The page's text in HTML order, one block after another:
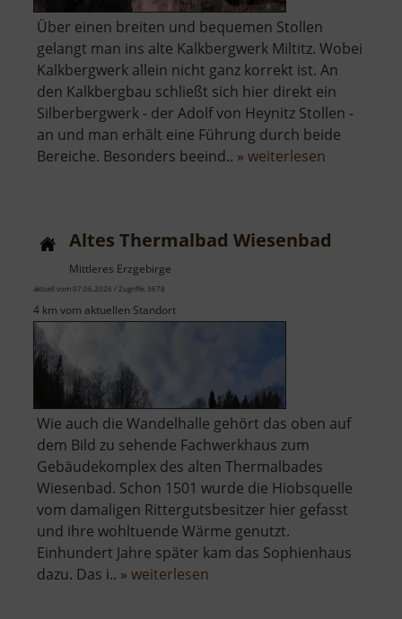
Über einen breiten und bequemen Stollen
gelangt man ins alte Kalkbergwerk Miltitz. Wobei
Kalkbergwerk allein nicht ganz korrekt ist. An
den Kalkbergbau schließt sich hier direkt ein
Silberbergwerk - der Adolf von Heynitz Stollen -
an und man erhält eine Führung durch beide
Bereiche. Besonders beeind.. » weiterlesen
Altes Thermalbad Wiesenbad
Mittleres Erzgebirge
aktuell vom 07.06.2026 / Zugriffe: 3678
4 km vom aktuellen Standort
Wie auch die Wandelhalle gehört das oben auf
dem Bild zu sehende Fachwerkhaus zum
Gebäudekomplex des alten Thermalbades
Wiesenbad. Schon 1501 wurde die Hiobsquelle
vom damaligen Rittergutsbesitzer hier gefasst
und ihre wohltuende Wärme genutzt.
Einhundert Jahre später kam das Sophienhaus
dazu. Das i.. » weiterlesen